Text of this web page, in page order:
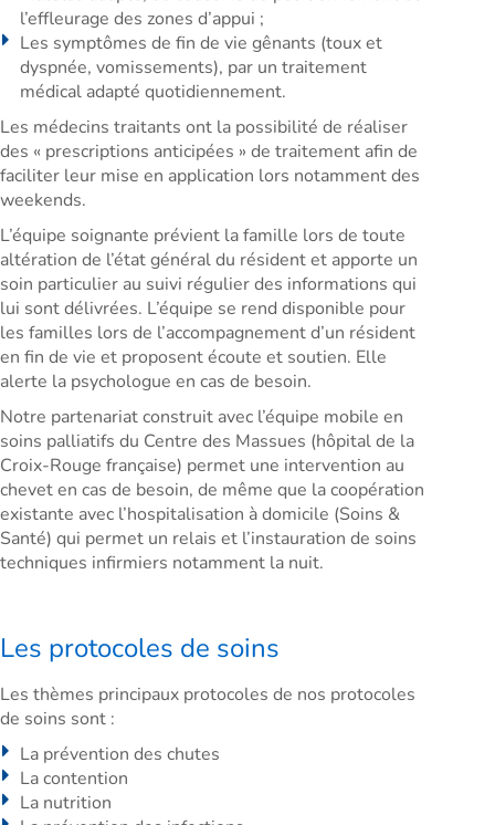
l’effleurage des zones d’appui ;
Les symptômes de fin de vie gênants (toux et
dyspnée, vomissements), par un traitement
médical adapté quotidiennement.
Les médecins traitants ont la possibilité de réaliser
des « prescriptions anticipées » de traitement afin de
faciliter leur mise en application lors notamment des
weekends.
L’équipe soignante prévient la famille lors de toute
altération de l’état général du résident et apporte un
soin particulier au suivi régulier des informations qui
lui sont délivrées. L’équipe se rend disponible pour
les familles lors de l’accompagnement d’un résident
en fin de vie et proposent écoute et soutien. Elle
alerte la psychologue en cas de besoin.
Notre partenariat construit avec l’équipe mobile en
soins palliatifs du Centre des Massues (hôpital de la
Croix-Rouge française) permet une intervention au
chevet en cas de besoin, de même que la coopération
existante avec l’hospitalisation à domicile (Soins &
Santé) qui permet un relais et l’instauration de soins
techniques infirmiers notamment la nuit.
Les protocoles de soins
Les thèmes principaux protocoles de nos protocoles
de soins sont :
La prévention des chutes
La contention
La nutrition